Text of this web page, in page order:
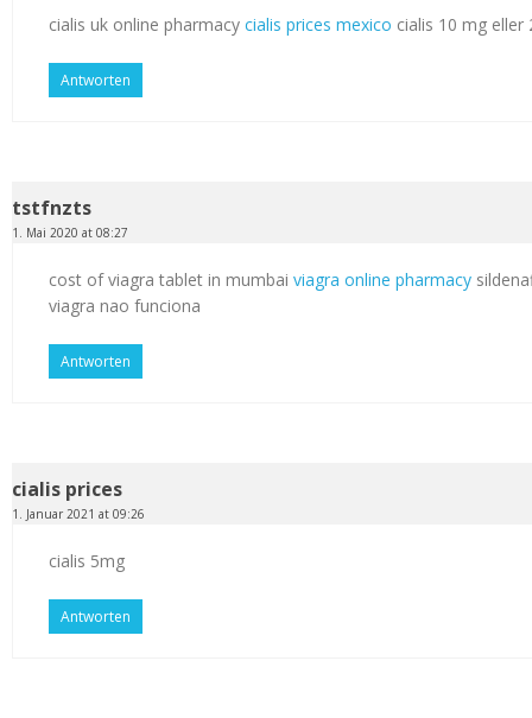
cialis uk online pharmacy cialis prices mexico cialis 10 mg
Antworten
tstfnzts
1. Mai 2020 at 08:27
cost of viagra tablet in mumbai viagra online pharmacy
viagra nao funciona
Antworten
cialis prices
1. Januar 2021 at 09:26
cialis 5mg
Antworten